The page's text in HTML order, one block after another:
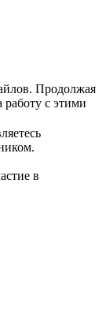
Продолжая
работу с этими
в